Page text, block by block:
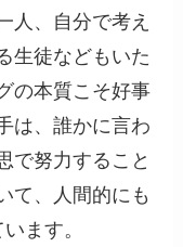
人、自分で考え
生徒などもいた
の本質こそ好事
は、誰かに言わ
で努力すること
て、人間的にも
ます。